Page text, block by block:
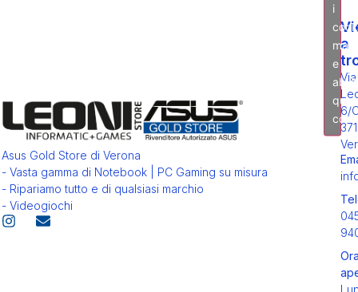
Asus Gold Store di Verona
- Vasta gamma di Notebook | PC Gaming su misura
- Ripariamo tutto e di qualsiasi marchio
- Videogiochi
a
Via
6/
i
e